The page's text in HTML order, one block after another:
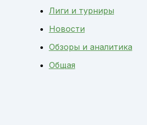
Лиги и турниры
Новости
Обзоры и аналитика
Общая